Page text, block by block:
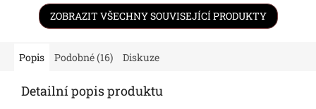
ZOBRAZIT VŠECHNY SOUVISEJÍCÍ PRODUKTY
Popis Podobné (16) Diskuze
Detailní popis produktu